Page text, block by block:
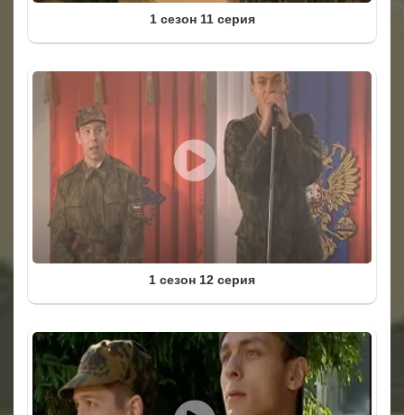
1 сезон 11 серия
1 сезон 12 серия